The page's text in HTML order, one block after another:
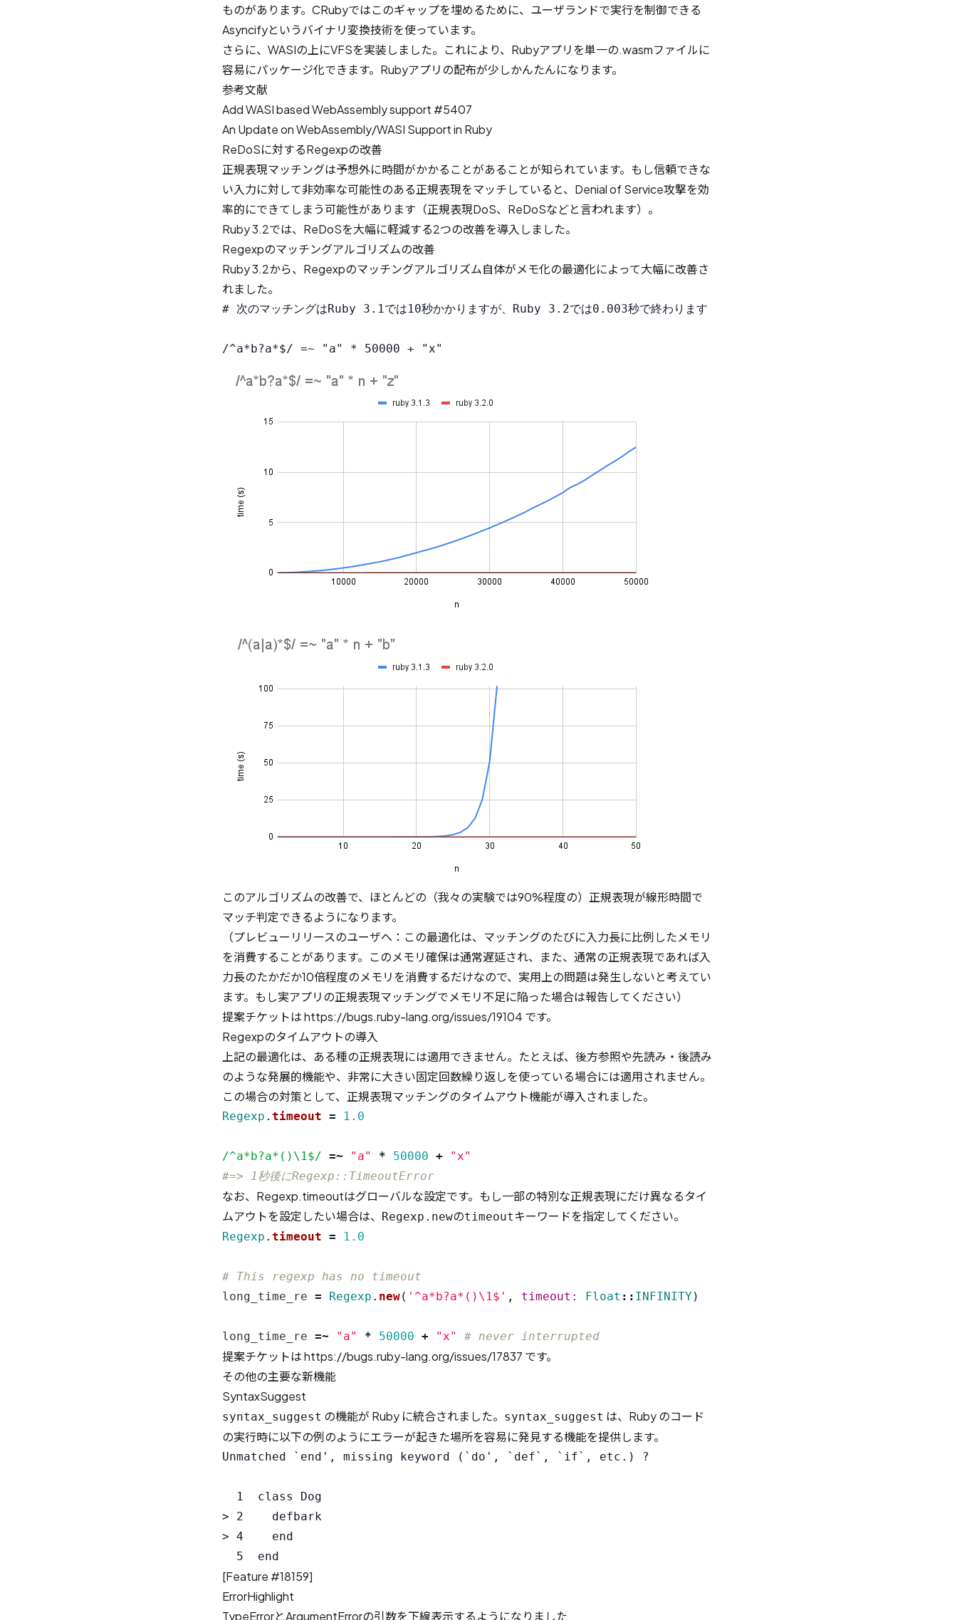
ものがあります。CRubyではこのギャップを埋めるために、ユーザランドで実行を制御できる
Asyncifyというバイナリ変換技術を使っています。
さらに、 WASIの上にVFSを実装しました。これにより、Rubyアプリを単一の.wasmファイルに
容易にパッケージ化できます。Rubyアプリの配布が少しかんたんになります。
参考文献
Add WASI based WebAssembly support #5407
An Update on WebAssembly/WASI Support in Ruby
ReDoSに対するRegexpの改善
正規表現マッチングは予想外に時間がかかることがあることが知られています。もし信頼できな
い入力に対して非効率な可能性のある正規表現をマッチしていると、Denial of Service攻撃を効
率的にできてしまう可能性があります（正規表現DoS、ReDoSなどと言われます）。
Ruby 3.2では、ReDoSを大幅に軽減する2つの改善を導入しました。
Regexpのマッチングアルゴリズムの改善
Ruby 3.2から、Regexpのマッチングアルゴリズム自体がメモ化の最適化によって大幅に改善さ
れました。
# 次のマッチングはRuby 3.1では10秒かかりますが、Ruby 3.2では0.003秒で終わります
このアルゴリズムの改善で、ほとんどの（我々の実験では90%程度の）正規表現が線形時間で
マッチ判定できるようになります。
（プレビューリリースのユーザへ：この最適化は、マッチングのたびに入力長に比例したメモリ
を消費することがあります。このメモリ確保は通常遅延され、また、通常の正規表現であれば入
力長のたかだか10倍程度のメモリを消費するだけなので、実用上の問題は発生しないと考えてい
ます。もし実アプリの正規表現マッチングでメモリ不足に陥った場合は報告してください）
提案チケットは https://bugs.ruby-lang.org/issues/19104 です。
Regexpのタイムアウトの導入
上記の最適化は、ある種の正規表現には適用できません。たとえば、後方参照や先読み・後読み
のような発展的機能や、非常に大きい固定回数繰り返しを使っている場合には適用されません。
この場合の対策として、正規表現マッチングのタイムアウト機能が導入されました。
Regexp . timeout = 1.0
/^a*b?a*()\1$/ =~ "a" * 50000 +
"x"
#=> 1秒後にRegexp::TimeoutError
なお、Regexp.timeoutはグローバルな設定です。もし一部の特別な正規表現にだけ異なるタイ
ムアウトを設定したい場合は、
Regexp.newのtimeoutキーワードを指定してください。
Regexp . timeout = 1.0
# This regexp has no timeout
long_time_re = Regexp . new( '^a*b?a*()\1$' , timeout: Float :: INFINITY)
long_time_re =~ "a" * 50000 + "x" # never interrupted
提案チケットは https://bugs.ruby-lang.org/issues/17837 です。
その他の主要な新機能
SyntaxSuggest
syntax_suggest の機能が Ruby に統合されました。 syntax_suggest は、Ruby のコード
の実行時に以下の例のようにエラーが起きた場所を容易に発見する機能を提供します。
Unmatched `end', missing keyword (`do', `def`, `if`, etc.) ?
  1  class Dog
> 2    defbark
> 4    end
[Feature #18159]
ErrorHighlight
TypeErrorとArgumentErrorの引数を下線表示するようになりました